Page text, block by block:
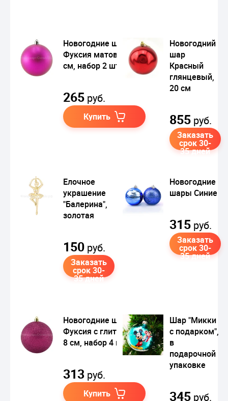
Новогодние шары
Фуксия матовые 10
см, набор 2 шт.
265 руб.
Купить
Новогодний
шар
Красный
глянцевый,
20 см
855 руб.
Заказать
срок 30-
35 дней
Елочное
украшение
"Балерина",
золотая
150 руб.
Заказать
срок 30-
35 дней
Новогодние
шары Синие
315 руб.
Заказать
срок 30-
35 дней
Новогодние шары
Фуксия с глиттером
8 см, набор 4 шт.
313 руб.
Купить
Шар "Микки
с подарком",
в
подарочной
упаковке
345 руб.